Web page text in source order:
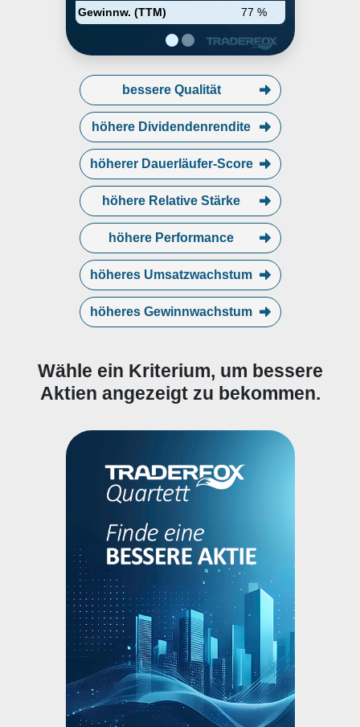
Gewinnw. (TTM)
77 %
bessere Qualität
höhere Dividendenrendite
höherer Dauerläufer-Score
höhere Relative Stärke
höhere Performance
höheres Umsatzwachstum
höheres Gewinnwachstum
Wähle ein Kriterium, um bessere
Aktien angezeigt zu bekommen.